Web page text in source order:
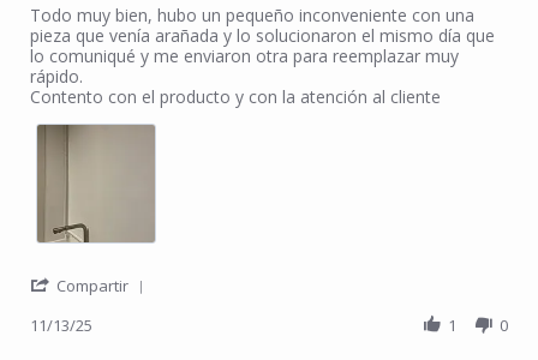
Review by Enrique G. on 13 Nov 2025
review stating Contento
Todo muy bien, hubo un pequeño inconveniente con una
pieza que venía arañada y lo solucionaron el mismo día que
lo comuniqué y me enviaron otra para reemplazar muy
rápido.
Contento con el producto y con la atención al cliente
Compartir
11/13/25 1 0